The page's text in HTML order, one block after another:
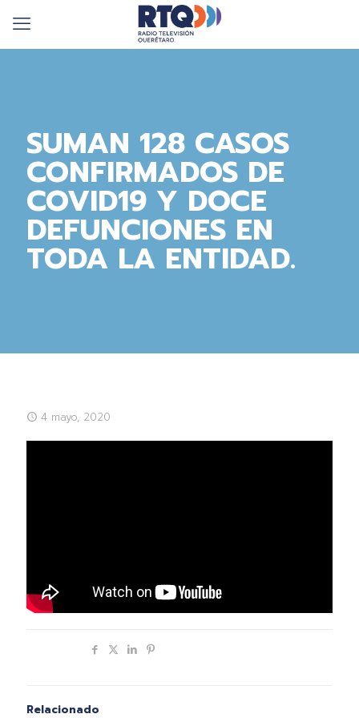
SUMAN 128 CASOS
CONFIRMADOS DE
COVID19 Y DOCE
DEFUNCIONES EN
TODA LA ENTIDAD.
4 mayo, 2020
Relacionado